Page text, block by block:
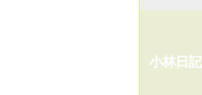
小林日記